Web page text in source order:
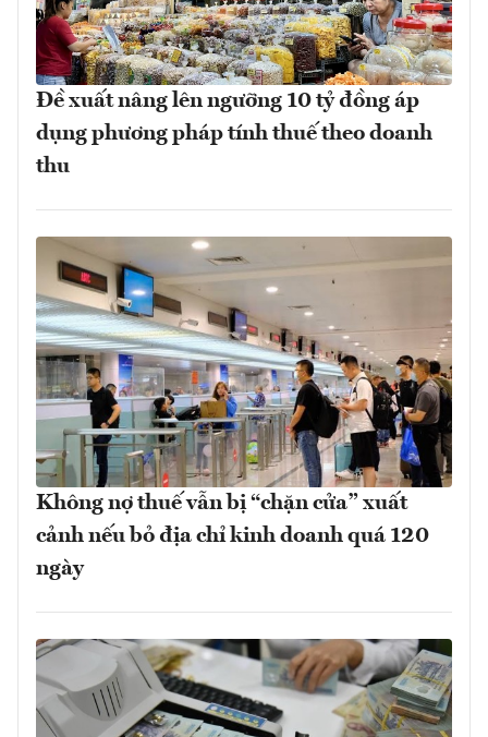
Đề xuất nâng lên ngưỡng 10 tỷ đồng áp
dụng phương pháp tính thuế theo doanh
thu
Không nợ thuế vẫn bị “chặn cửa” xuất
cảnh nếu bỏ địa chỉ kinh doanh quá 120
ngày